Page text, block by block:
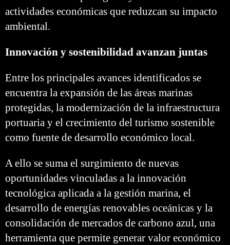
actividades económicas que reduzcan su impacto
ambiental.
Innovación y sostenibilidad avanzan juntas
Entre los principales avances identificados se
encuentra la expansión de las áreas marinas
protegidas, la modernización de la infraestructura
portuaria y el crecimiento del turismo sostenible
como fuente de desarrollo económico local.
A ello se suma el surgimiento de nuevas
oportunidades vinculadas a la innovación
tecnológica aplicada a la gestión marina, el
desarrollo de energías renovables oceánicas y la
consolidación de mercados de carbono azul, una
herramienta que permite generar valor económico